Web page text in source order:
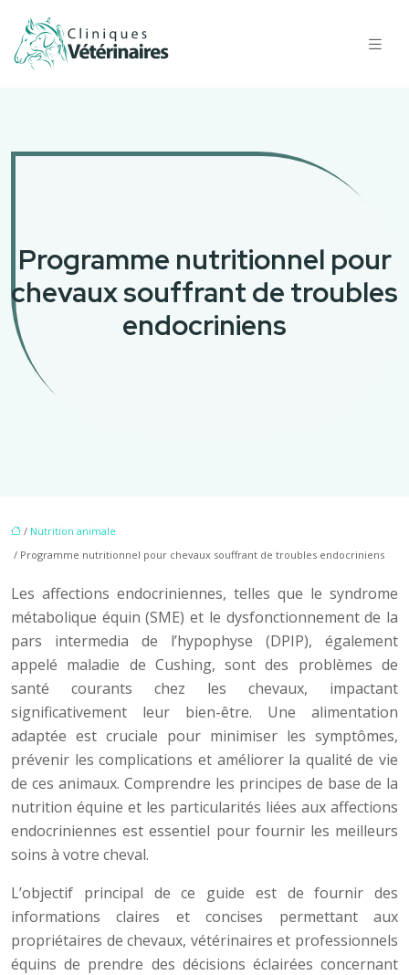
Programme nutritionnel pour
chevaux souffrant de troubles
endocriniens
/ Nutrition animale
/ Programme nutritionnel pour chevaux souffrant de troubles endocriniens
Les affections endocriniennes, telles que le syndrome
métabolique équin (SME) et le dysfonctionnement de la
pars intermedia de l’hypophyse (DPIP), également
appelé maladie de Cushing, sont des problèmes de
santé courants chez les chevaux, impactant
significativement leur bien-être. Une alimentation
adaptée est cruciale pour minimiser les symptômes,
prévenir les complications et améliorer la qualité de vie
de ces animaux. Comprendre les principes de base de la
nutrition équine et les particularités liées aux affections
endocriniennes est essentiel pour fournir les meilleurs
soins à votre cheval.
L’objectif principal de ce guide est de fournir des
informations claires et concises permettant aux
propriétaires de chevaux, vétérinaires et professionnels
équins de prendre des décisions éclairées concernant